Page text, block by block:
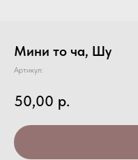
Мини то ча, Шу
Артикул:
50,00 р.